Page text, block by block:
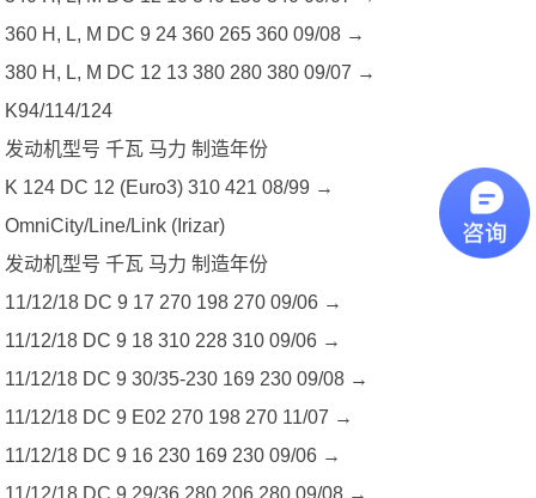
360 H, L, M DC 9 24 360 265 360 09/08 →
380 H, L, M DC 12 13 380 280 380 09/07 →
K94/114/124
发动机型号 千瓦 马力 制造年份
K 124 DC 12 (Euro3) 310 421 08/99 →
OmniCity/Line/Link (Irizar)
发动机型号 千瓦 马力 制造年份
11/12/18 DC 9 17 270 198 270 09/06 →
11/12/18 DC 9 18 310 228 310 09/06 →
11/12/18 DC 9 30/35-230 169 230 09/08 →
11/12/18 DC 9 E02 270 198 270 11/07 →
11/12/18 DC 9 16 230 169 230 09/06 →
11/12/18 DC 9 29/36 280 206 280 09/08 →